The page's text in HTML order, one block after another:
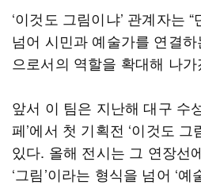
‘이것도 그림이냐’ 관계자는
넘어 시민과 예술가를 연결
으로서의 역할을 확대해 나
앞서 이 팀은 지난해 대구 수
페’에서 첫 기획전 ‘이것도
있다. 올해 전시는 그 연장선
‘그림’이라는 형식을 넘어 ‘